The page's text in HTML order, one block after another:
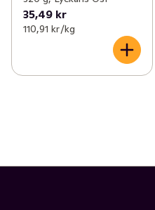
35,49 kr
110,91 kr /kg